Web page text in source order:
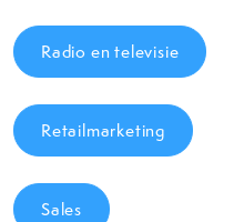
Radio en televisie
Retailmarketing
Sales